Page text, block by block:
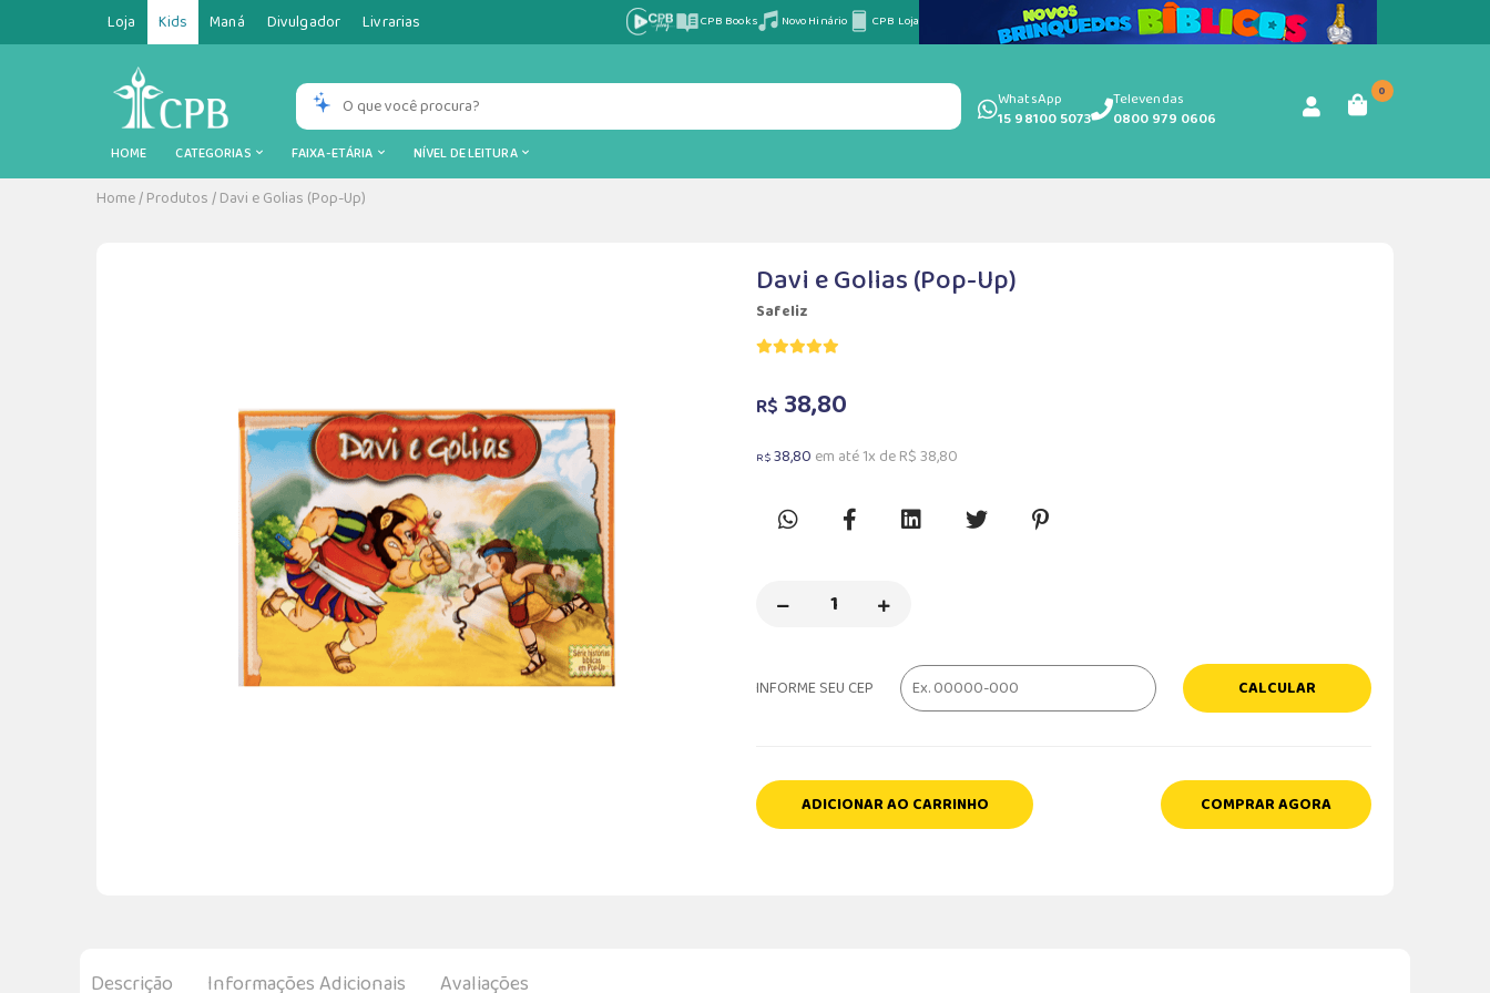
Loja Kids Maná Divulgador Livrarias CPB Books Novo Hinário CPB Loja
WhatsApp
15 98100 5073
Televendas
0800 979 0606
0
HOME CATEGORIAS FAIXA-ETÁRIA NÍVEL DE LEITURA
Home/Produtos/Davi e Golias (Pop-Up)
Davi e Golias (Pop-Up)
Safeliz
R$ 38,80
R$38,80 em até 1x de R$ 38,80
INFORME SEU CEP CALCULAR
ADICIONAR AO CARRINHO COMPRAR AGORA
Descrição Informações Adicionais Avaliações